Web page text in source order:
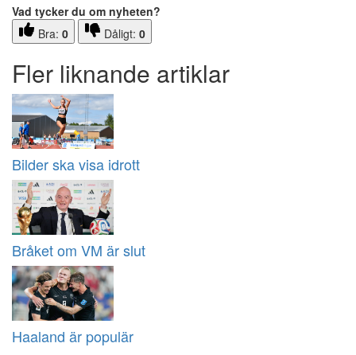
Vad tycker du om nyheten?
Bra: 0 Dåligt: 0
Fler liknande artiklar
Bilder ska visa idrott
Bråket om VM är slut
Haaland är populär